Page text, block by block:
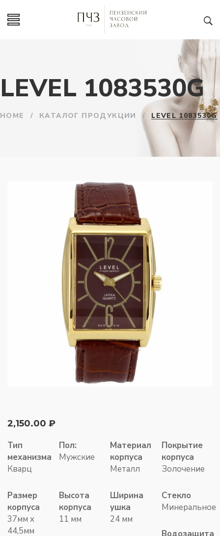
LEVEL 1083530G
HOME / КАТАЛОГ ПРОДУКЦИИ / LEVEL 1083530G
2,150.00 ₽
Тип
механизма
Кварц
Пол:
Мужские
Материал
корпуса
Металл
Покрытие
корпуса
Золочение
Размер
корпуса
37мм х
44,5мм
Высота
корпуса
11 мм
Ширина
ушка
24 мм
Стекло
Минеральное